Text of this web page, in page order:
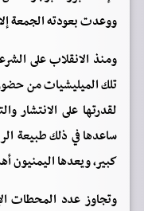
ووعدت بعودته الجمعة
ومنذ الانقلاب على
تلك الميليشيات من
لقدرتها على الانتشار
ساعدها في ذلك طبيعة
كبير، ويعدها اليمنيون